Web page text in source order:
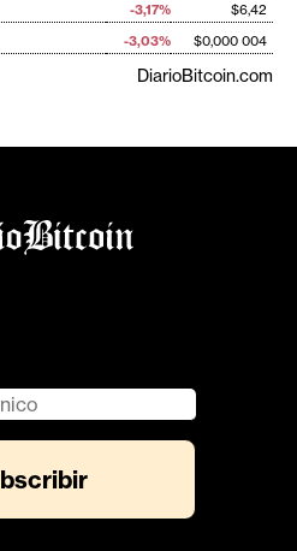
-3,17%
$6,42
-3,03% $0,000 004
DiarioBitcoin.com